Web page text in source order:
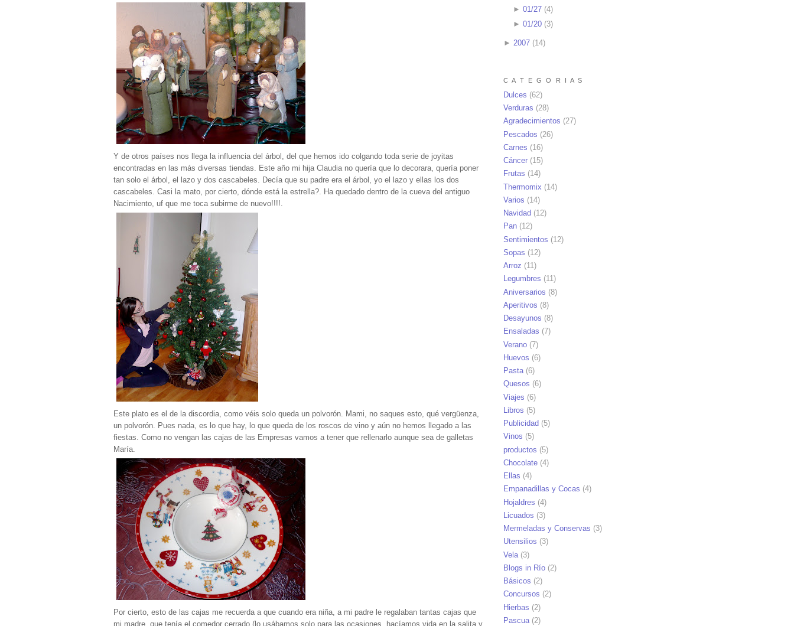
Y de otros países nos llega la influencia del árbol, del que hemos ido colgando toda serie de joyitas
encontradas en las más diversas tiendas. Este año mi hija Claudia no quería que lo decorara, quería poner
tan solo el árbol, el lazo y dos cascabeles. Decía que su padre era el árbol, yo el lazo y ellas los dos
cascabeles. Casi la mato, por cierto, dónde está la estrella?. Ha quedado dentro de la cueva del antiguo
Nacimiento, uf que me toca subirme de nuevo!!!!.
Este plato es el de la discordia, como véis solo queda un polvorón. Mami, no saques esto, qué vergüenza,
un polvorón. Pues nada, es lo que hay, lo que queda de los roscos de vino y aún no hemos llegado a las
fiestas. Como no vengan las cajas de las Empresas vamos a tener que rellenarlo aunque sea de galletas
María.
Por cierto, esto de las cajas me recuerda a que cuando era niña, a mi padre le regalaban tantas cajas que
mi madre, que tenía el comedor cerrado (lo usábamos solo para las ocasiones, hacíamos vida en la salita y
► 01/27(4)
► 01/20(3)
► 2007 (14)
C A T E G O R I A S
Dulces (62)
Verduras (28)
Agradecimientos (27)
Pescados (26)
Carnes (16)
Cáncer (15)
Frutas (14)
Thermomix (14)
Varios (14)
Navidad (12)
Pan (12)
Sentimientos (12)
Sopas (12)
Arroz (11)
Legumbres (11)
Aniversarios (8)
Aperitivos (8)
Desayunos (8)
Ensaladas (7)
Verano (7)
Huevos (6)
Pasta(6)
Quesos (6)
Viajes (6)
Libros (5)
Publicidad (5)
Vinos (5)
productos (5)
Chocolate (4)
Ellas (4)
Empanadillas y Cocas (4)
Hojaldres (4)
Licuados (3)
Mermeladas y Conservas (3)
Utensilios (3)
Vela (3)
Blogs in Río (2)
Básicos (2)
Concursos (2)
Hierbas (2)
Pascua (2)